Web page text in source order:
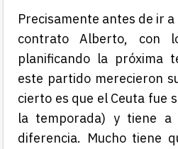
Precisamente antes de ir a
contrato Alberto, con
planificando la próxima
este partido merecieron
cierto es que el Ceuta fue
la temporada) y tiene a
diferencia. Mucho tiene